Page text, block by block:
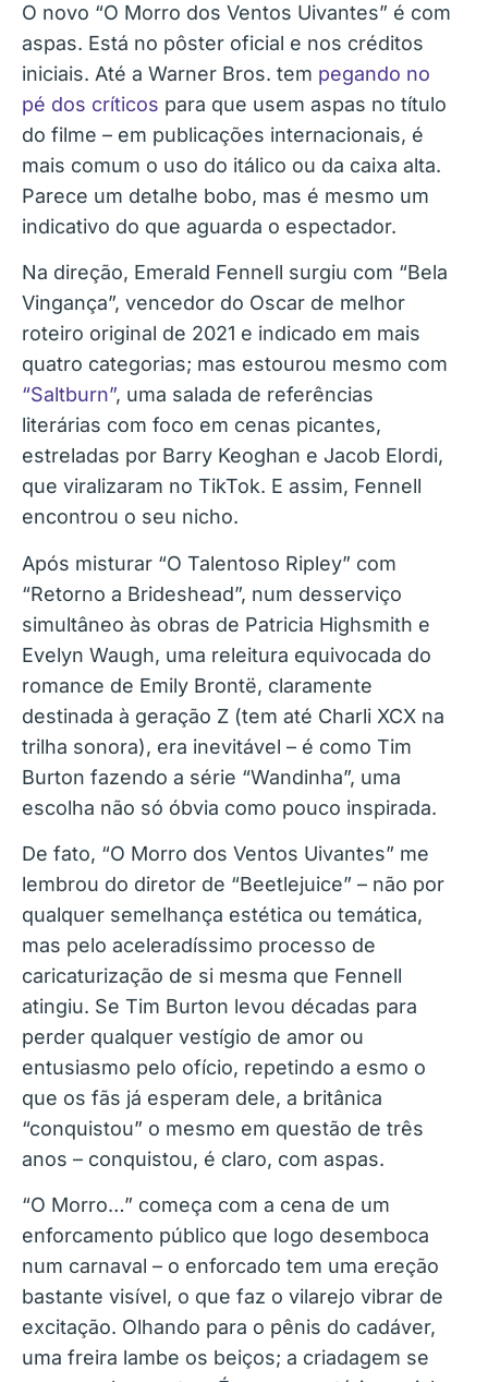
O novo “O Morro dos Ventos Uivantes” é com
aspas. Está no pôster oficial e nos créditos
iniciais. Até a Warner Bros. tem pegando no
pé dos críticos para que usem aspas no título
do filme – em publicações internacionais, é
mais comum o uso do itálico ou da caixa alta.
Parece um detalhe bobo, mas é mesmo um
indicativo do que aguarda o espectador.
Na direção, Emerald Fennell surgiu com “Bela
Vingança”, vencedor do Oscar de melhor
roteiro original de 2021 e indicado em mais
quatro categorias; mas estourou mesmo com
“Saltburn”, uma salada de referências
literárias com foco em cenas picantes,
estreladas por Barry Keoghan e Jacob Elordi,
que viralizaram no TikTok. E assim, Fennell
encontrou o seu nicho.
Após misturar “O Talentoso Ripley” com
“Retorno a Brideshead”, num desserviço
simultâneo às obras de Patricia Highsmith e
Evelyn Waugh, uma releitura equivocada do
romance de Emily Brontë, claramente
destinada à geração Z (tem até Charli XCX na
trilha sonora), era inevitável – é como Tim
Burton fazendo a série “Wandinha”, uma
escolha não só óbvia como pouco inspirada.
De fato, “O Morro dos Ventos Uivantes” me
lembrou do diretor de “Beetlejuice” – não por
qualquer semelhança estética ou temática,
mas pelo aceleradíssimo processo de
caricaturização de si mesma que Fennell
atingiu. Se Tim Burton levou décadas para
perder qualquer vestígio de amor ou
entusiasmo pelo ofício, repetindo a esmo o
que os fãs já esperam dele, a britânica
“conquistou” o mesmo em questão de três
anos – conquistou, é claro, com aspas.
“O Morro…” começa com a cena de um
enforcamento público que logo desemboca
num carnaval – o enforcado tem uma ereção
bastante visível, o que faz o vilarejo vibrar de
excitação. Olhando para o pênis do cadáver,
uma freira lambe os beiços; a criadagem se